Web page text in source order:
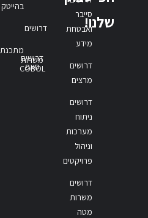
שלנו!סייבר
ואבטחת
מידע
דרושים
מרצים
דרושים
ניתוח
מערכות
וניהול
פרויקטים
דרושים
משרות
מטה
בהייטק
דרושים
דרושים
סאפ
משרות
COBOL